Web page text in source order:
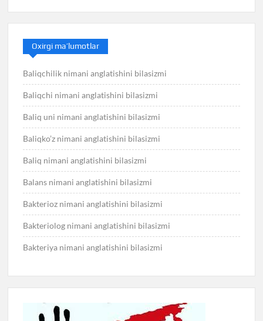
Oxirgi ma’lumotlar
Baliqchilik nimani anglatishini bilasizmi
Baliqchi nimani anglatishini bilasizmi
Baliq uni nimani anglatishini bilasizmi
Baliqko’z nimani anglatishini bilasizmi
Baliq nimani anglatishini bilasizmi
Balans nimani anglatishini bilasizmi
Bakterioz nimani anglatishini bilasizmi
Bakteriolog nimani anglatishini bilasizmi
Bakteriya nimani anglatishini bilasizmi